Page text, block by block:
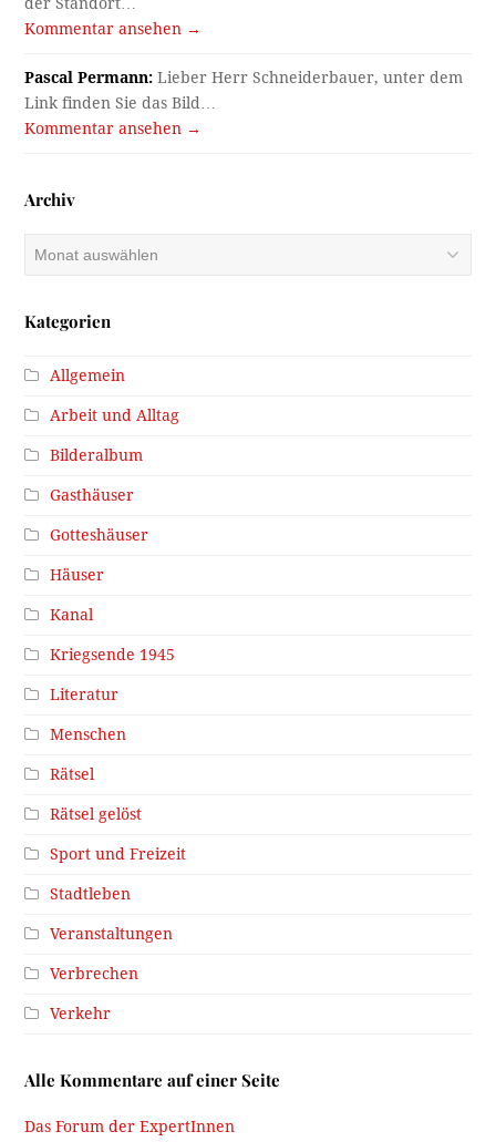
Kommentar ansehen →
Pascal Permann: Lieber Herr Schneiderbauer, unter dem
Link finden Sie das Bild…
Kommentar ansehen →
Archiv
Kategorien
Allgemein
Arbeit und Alltag
Bilderalbum
Gasthäuser
Gotteshäuser
Häuser
Kanal
Kriegsende 1945
Literatur
Menschen
Rätsel
Rätsel gelöst
Sport und Freizeit
Stadtleben
Veranstaltungen
Verbrechen
Verkehr
Alle Kommentare auf einer Seite
Das Forum der ExpertInnen